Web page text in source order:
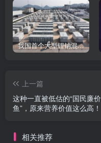
我国首个大型锂钠混合储能站投产，开启储能新时代
上一篇
这种一直被低估的“国民廉价
鱼”，原来营养价值这么高！
相关推荐